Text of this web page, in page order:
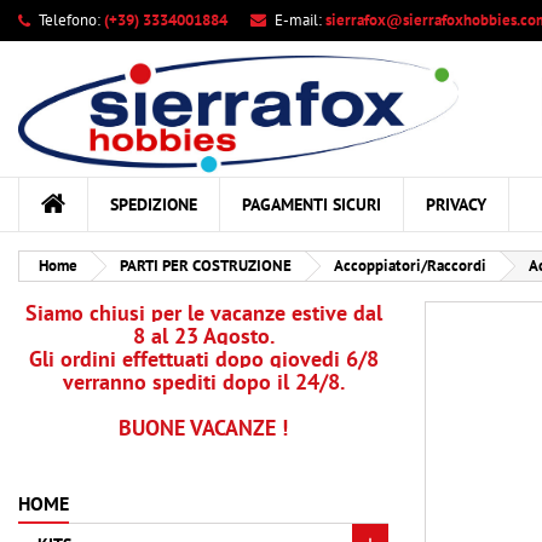
Telefono:(+39) 3334001884 E-mail:
SPEDIZIONE PAGAMENTI SICURI PRIVACY
Home PARTI PER COSTRUZIONE Accoppiatori/Raccordi
Siamo chiusi per le vacanze estive dal
8 al 23 Agosto.
Gli ordini effettuati dopo giovedi 6/8
verranno spediti dopo il 24/8.
BUONE VACANZE !
HOME